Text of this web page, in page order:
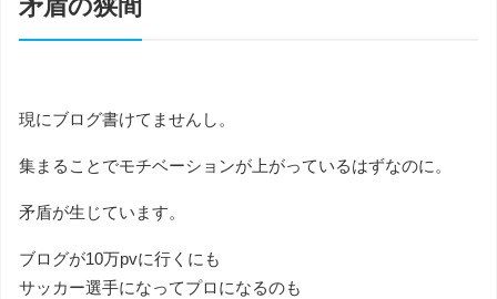
矛盾の狭間
現にブログ書けてませんし。
集まることでモチベーションが上がっているはずなのに。
矛盾が生じています。
ブログが10万pvに行くにも
サッカー選手になってプロになるのも